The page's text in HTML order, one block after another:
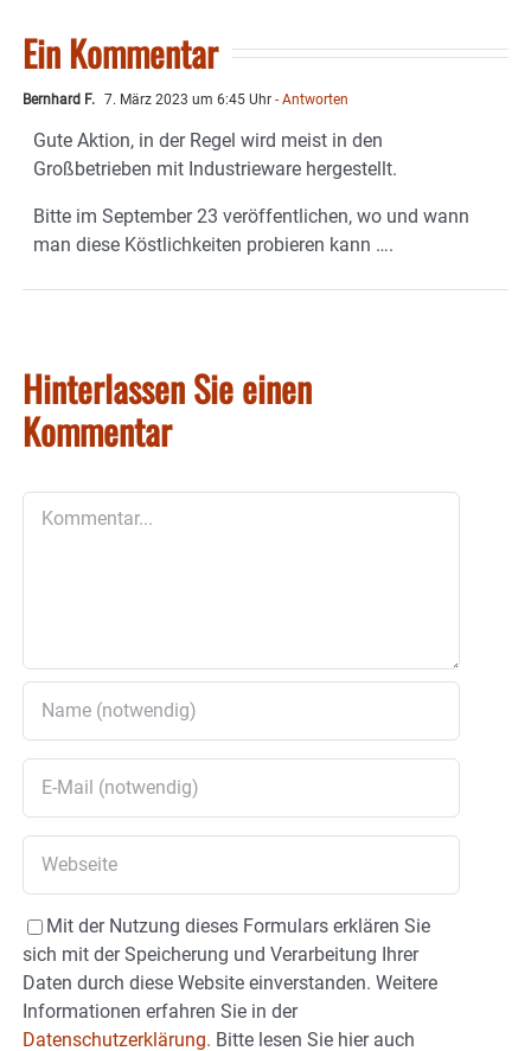
Ein Kommentar
Bernhard F. 7. März 2023 um 6:45 Uhr - Antworten
Gute Aktion, in der Regel wird meist in den
Großbetrieben mit Industrieware hergestellt.
Bitte im September 23 veröffentlichen, wo und wann
man diese Köstlichkeiten probieren kann ….
Hinterlassen Sie einen
Kommentar
Mit der Nutzung dieses Formulars erklären Sie
sich mit der Speicherung und Verarbeitung Ihrer
Daten durch diese Website einverstanden. Weitere
Informationen erfahren Sie in der
Datenschutzerklärung. Bitte lesen Sie hier auch